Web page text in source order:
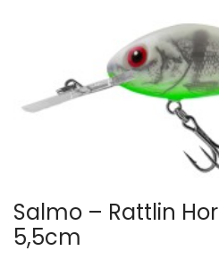
Salmo – Rattlin
5,5cm